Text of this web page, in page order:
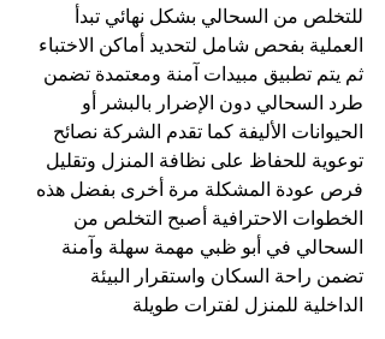
للتخلص من السحالي بشكل نهائي تبدأ
العملية بفحص شامل لتحديد أماكن الاختباء
ثم يتم تطبيق مبيدات آمنة ومعتمدة تضمن
طرد السحالي دون الإضرار بالبشر أو
الحيوانات الأليفة كما تقدم الشركة نصائح
توعوية للحفاظ على نظافة المنزل وتقليل
فرص عودة المشكلة مرة أخرى بفضل هذه
الخطوات الاحترافية أصبح التخلص من
السحالي في أبو ظبي مهمة سهلة وآمنة
تضمن راحة السكان واستقرار البيئة
الداخلية للمنزل لفترات طويلة